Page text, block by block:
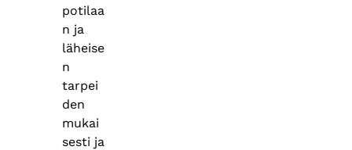
potilaa
n ja
läheise
n
tarpei
den
mukai
sesti ja